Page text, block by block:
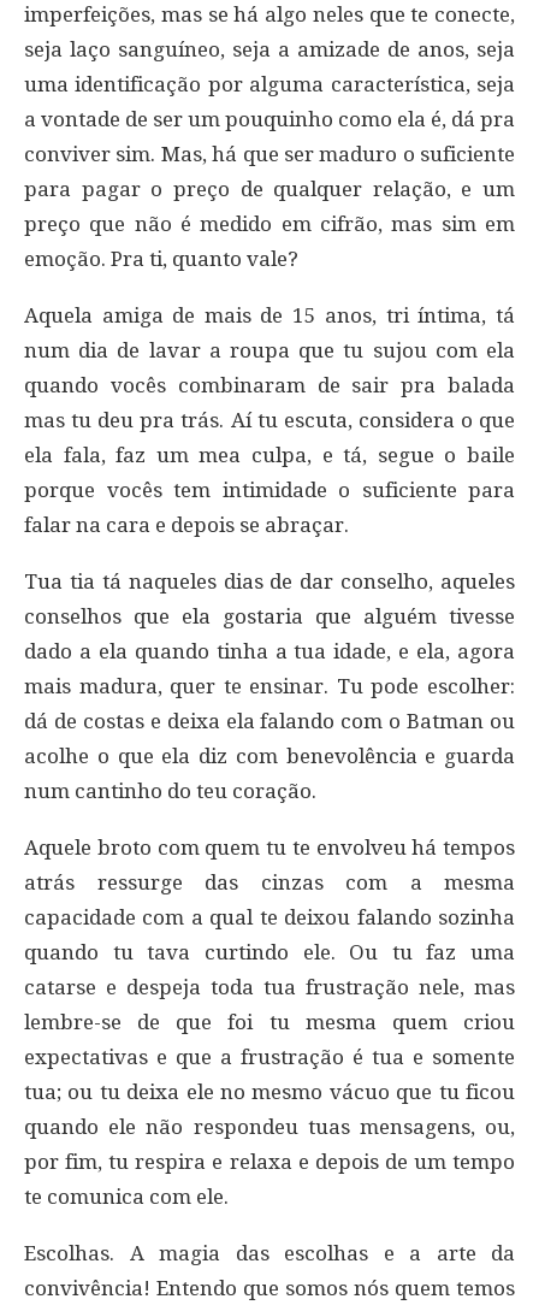
imperfeições, mas se há algo neles que te conecte,
seja laço sanguíneo, seja a amizade de anos, seja
uma identificação por alguma característica, seja
a vontade de ser um pouquinho como ela é, dá pra
conviver sim. Mas, há que ser maduro o suficiente
para pagar o preço de qualquer relação, e um
preço que não é medido em cifrão, mas sim em
emoção. Pra ti, quanto vale?
Aquela amiga de mais de 15 anos, tri íntima, tá
num dia de lavar a roupa que tu sujou com ela
quando vocês combinaram de sair pra balada
mas tu deu pra trás. Aí tu escuta, considera o que
ela fala, faz um mea culpa, e tá, segue o baile
porque vocês tem intimidade o suficiente para
falar na cara e depois se abraçar.
Tua tia tá naqueles dias de dar conselho, aqueles
conselhos que ela gostaria que alguém tivesse
dado a ela quando tinha a tua idade, e ela, agora
mais madura, quer te ensinar. Tu pode escolher:
dá de costas e deixa ela falando com o Batman ou
acolhe o que ela diz com benevolência e guarda
num cantinho do teu coração.
Aquele broto com quem tu te envolveu há tempos
atrás ressurge das cinzas com a mesma
capacidade com a qual te deixou falando sozinha
quando tu tava curtindo ele. Ou tu faz uma
catarse e despeja toda tua frustração nele, mas
lembre-se de que foi tu mesma quem criou
expectativas e que a frustração é tua e somente
tua; ou tu deixa ele no mesmo vácuo que tu ficou
quando ele não respondeu tuas mensagens, ou,
por fim, tu respira e relaxa e depois de um tempo
te comunica com ele.
Escolhas. A magia das escolhas e a arte da
convivência! Entendo que somos nós quem temos